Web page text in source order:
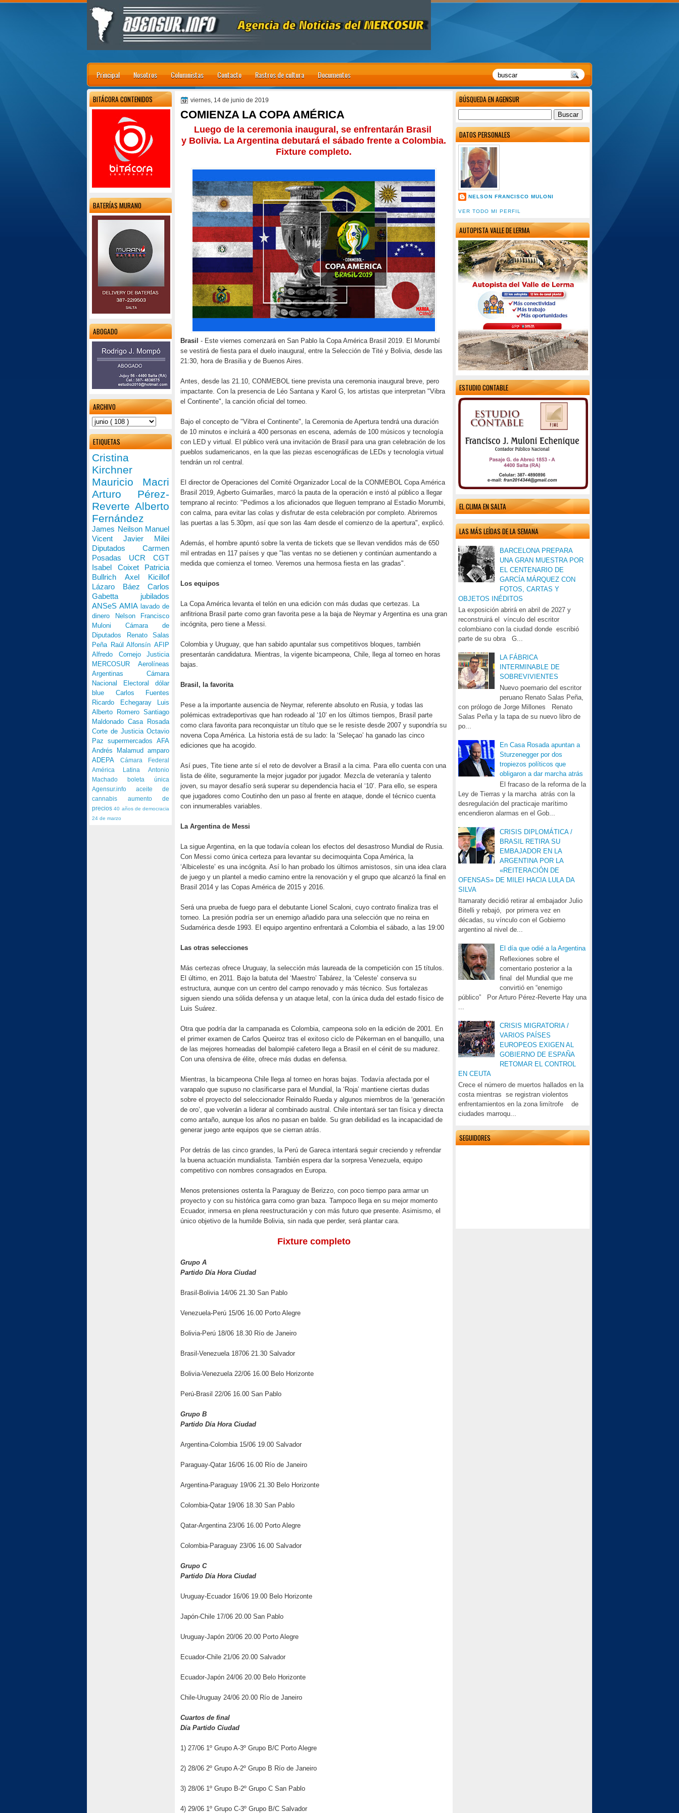
Principal Nosotros Columnistas Contacto Rastros de cultura Documentos
BÚSQUEDA EN AGENSUR
DATOS PERSONALES
NELSON FRANCISCO MULONI
VER TODO MI PERFIL
AUTOPISTA VALLE DE LERMA
ESTUDIO CONTABLE
EL CLIMA EN SALTA
LAS MÁS LEÍDAS DE LA SEMANA
BARCELONA PREPARA
UNA GRAN MUESTRA POR
EL CENTENARIO DE
GARCÍA MÁRQUEZ CON
FOTOS, CARTAS Y
OBJETOS INÉDITOS
La exposición abrirá en abril de 2027 y
reconstruirá el vínculo del escritor
colombiano con la ciudad donde escribió
parte de su obra G...
LA FÁBRICA
INTERMINABLE DE
SOBREVIVIENTES
Nuevo poemario del escritor
peruano Renato Salas Peña,
con prólogo de Jorge Millones Renato
Salas Peña y la tapa de su nuevo libro de
po...
En Casa Rosada apuntan a
Sturzenegger por dos
tropiezos políticos que
obligaron a dar marcha atrás
El fracaso de la reforma de la
Ley de Tierras y la marcha atrás con la
desregulación del practicaje marítimo
encendieron alarmas en el Gob...
CRISIS DIPLOMÁTICA /
BRASIL RETIRA SU
EMBAJADOR EN LA
ARGENTINA POR LA
«REITERACIÓN DE
OFENSAS» DE MILEI HACIA LULA DA
SILVA
Itamaraty decidió retirar al embajador Julio
Bitelli y rebajó, por primera vez en
décadas, su vínculo con el Gobierno
argentino al nivel de...
El día que odié a la Argentina
Reflexiones sobre el
comentario posterior a la
final del Mundial que me
convirtió en “enemigo
público” Por Arturo Pérez-Reverte Hay una
...
CRISIS MIGRATORIA /
VARIOS PAÍSES
EUROPEOS EXIGEN AL
GOBIERNO DE ESPAÑA
RETOMAR EL CONTROL
EN CEUTA
Crece el número de muertos hallados en la
costa mientras se registran violentos
enfrentamientos en la zona limítrofe de
ciudades marroqu...
SEGUIDORES
viernes, 14 de junio de 2019
COMIENZA LA COPA AMÉRICA
Luego de la ceremonia inaugural, se enfrentarán Brasil
y Bolivia. La Argentina debutará el sábado frente a Colombia.
Fixture completo.
Brasil - Este viernes comenzará en San Pablo la Copa América Brasil 2019. El Morumbí
se vestirá de fiesta para el duelo inaugural, entre la Selección de Tité y Bolivia, desde las
21:30, hora de Brasilia y de Buenos Aires.
Antes, desde las 21.10, CONMEBOL tiene prevista una ceremonia inaugural breve, pero
impactante. Con la presencia de Léo Santana y Karol G, los artistas que interpretan "Vibra
el Continente", la canción oficial del torneo.
Bajo el concepto de "Vibra el Continente", la Ceremonia de Apertura tendrá una duración
de 10 minutos e incluirá a 400 personas en escena, además de 100 músicos y tecnología
con LED y virtual. El público verá una invitación de Brasil para una gran celebración de los
pueblos sudamericanos, en la que las piezas escenográficas de LEDs y tecnología virtual
tendrán un rol central.
El director de Operaciones del Comité Organizador Local de la CONMEBOL Copa América
Brasil 2019, Agberto Guimarães, marcó la pauta de la operación e instó al público a llegar
temprano al recinto: "Pedimos a los aficionados que lleguen temprano al Estadio Morumbi,
con calma, para evitar las colas y disfrutar de esta celebración por completo. Abriremos
las puertas a las 5.30pm, así que son las 4am desde el comienzo de la apertura", explicó.
Además, el hombre apuntó sobre la venta de tickets que se llevan vendidos más de 650
mil entradas en 117 países y que "las ventas no se detienen y continúan aumentando a
medida que comienza el torneo. Veremos una hermosa fiesta en las gradas".
Los equipos
La Copa América levanta el telón en una edición con más dudas que certezas. La
anfitriona Brasil parte como gran favorita pese a la baja de Neymar y Argentina es una gran
incógnita, pero tiene a Messi.
Colombia y Uruguay, que han sabido apuntalar sus competitivos bloques, también
presentarán candidatura. Mientras, la vigente bicampeona, Chile, llega al torneo en horas
bajas.
Brasil, la favorita
Pese a la importante ausencia de Neymar, referente absoluto en Rusia, y todas las
polémicas extradeportivas que han rodeado al ‘10’ en los últimos tiempos, Brasil parte
como clara favorita para reconquistar un título que se le resiste desde 2007 y supondría su
novena Copa América. La historia está de su lado: la ‘Seleçao’ ha ganado las cinco
ediciones que ha acogido.
Así pues, Tite tiene ante sí el reto de devolver a Brasil a la cima. Para ello cuenta con una
lista de élite, seguramente la mejor jugador por jugador. Mezcla de veteranía y talento
joven, su mayor desafío será superar su dependencia hacia el ‘10’. Para ello, se espera
que jugadores como Coutinho den un paso al frente en ataque, donde el técnico cuenta
con innumerables variables.
La Argentina de Messi
La sigue Argentina, en la que todavía colean los efectos del desastroso Mundial de Rusia.
Con Messi como única certeza para levantar su decimoquinta Copa América, la
‘Albiceleste’ es una incógnita. Así lo han probado los últimos amistosos, sin una idea clara
de juego y un plantel a medio camino entre la renovación y el grupo que alcanzó la final en
Brasil 2014 y las Copas América de 2015 y 2016.
Será una prueba de fuego para el debutante Lionel Scaloni, cuyo contrato finaliza tras el
torneo. La presión podría ser un enemigo añadido para una selección que no reina en
Sudamérica desde 1993. El equipo argentino enfrentará a Colombia el sábado, a las 19:00
Las otras selecciones
Más certezas ofrece Uruguay, la selección más laureada de la competición con 15 títulos.
El último, en 2011. Bajo la batuta del ‘Maestro’ Tabárez, la ‘Celeste’ conserva su
estructura, aunque con un centro del campo renovado y más técnico. Sus fortalezas
siguen siendo una sólida defensa y un ataque letal, con la única duda del estado físico de
Luis Suárez.
Otra que podría dar la campanada es Colombia, campeona solo en la edición de 2001. En
el primer examen de Carlos Queiroz tras el exitoso ciclo de Pékerman en el banquillo, una
de las mejores horneadas del balompié cafetero llega a Brasil en el cénit de su madurez.
Con una ofensiva de élite, ofrece más dudas en defensa.
Mientras, la bicampeona Chile llega al torneo en horas bajas. Todavía afectada por el
varapalo que supuso no clasificarse para el Mundial, la ‘Roja’ mantiene ciertas dudas
sobre el proyecto del seleccionador Reinaldo Rueda y algunos miembros de la ‘generación
de oro’, que volverán a liderar al combinado austral. Chile intentará ser tan física y directa
como antaño, aunque los años no pasan en balde. Su gran debilidad es la incapacidad de
generar juego ante equipos que se cierran atrás.
Por detrás de las cinco grandes, la Perú de Gareca intentará seguir creciendo y refrendar
la buena actuación mundialista. También espera dar la sorpresa Venezuela, equipo
competitivo con nombres consagrados en Europa.
Menos pretensiones ostenta la Paraguay de Berizzo, con poco tiempo para armar un
proyecto y con su histórica garra como gran baza. Tampoco llega en su mejor momento
Ecuador, inmersa en plena reestructuración y con más futuro que presente. Asimismo, el
único objetivo de la humilde Bolivia, sin nada que perder, será plantar cara.
Fixture completo
Grupo A
Partido Día Hora Ciudad
Brasil-Bolivia 14/06 21.30 San Pablo
Venezuela-Perú 15/06 16.00 Porto Alegre
Bolivia-Perú 18/06 18.30 Río de Janeiro
Brasil-Venezuela 18706 21.30 Salvador
Bolivia-Venezuela 22/06 16.00 Belo Horizonte
Perú-Brasil 22/06 16.00 San Pablo
Grupo B
Partido Día Hora Ciudad
Argentina-Colombia 15/06 19.00 Salvador
Paraguay-Qatar 16/06 16.00 Río de Janeiro
Argentina-Paraguay 19/06 21.30 Belo Horizonte
Colombia-Qatar 19/06 18.30 San Pablo
Qatar-Argentina 23/06 16.00 Porto Alegre
Colombia-Paraguay 23/06 16.00 Salvador
Grupo C
Partido Día Hora Ciudad
Uruguay-Ecuador 16/06 19.00 Belo Horizonte
Japón-Chile 17/06 20.00 San Pablo
Uruguay-Japón 20/06 20.00 Porto Alegre
Ecuador-Chile 21/06 20.00 Salvador
Ecuador-Japón 24/06 20.00 Belo Horizonte
Chile-Uruguay 24/06 20.00 Río de Janeiro
Cuartos de final
Día Partido Ciudad
1) 27/06 1º Grupo A-3º Grupo B/C Porto Alegre
2) 28/06 2º Grupo A-2º Grupo B Río de Janeiro
3) 28/06 1º Grupo B-2º Grupo C San Pablo
4) 29/06 1º Grupo C-3º Grupo B/C Salvador
BITÁCORA CONTENIDOS
BATERÍAS MURANO
ABOGADO
ARCHIVO
ETIQUETAS
Cristina
Kirchner
Mauricio Macri
Arturo Pérez-
Reverte Alberto
Fernández
James Neilson Manuel
Vicent Javier Milei
Diputados Carmen
Posadas UCR CGT
Isabel Coixet Patricia
Bullrich Axel Kicillof
Lázaro Báez Carlos
Gabetta jubilados
ANSeSAMIA lavado de
dinero
Nelson Francisco
Muloni Cámara de
Diputados
Renato Salas
Peña Raúl AlfonsínAFIP
Alfredo Cornejo Justicia
MERCOSUR Aerolíneas
Argentinas Cámara
Nacional Electoral dólar
blue Carlos Fuentes
Ricardo Echegaray
Luis
Alberto Romero Santiago
Maldonado Casa Rosada
Corte de Justicia Octavio
Paz supermercados AFA
Andrés Malamud amparo
ADEPA
Cámara Federal
América Latina Antonio
Machado boleta única
Agensur.info aceite de
cannabis aumento de
precios40 años de democracia
24 de marzo